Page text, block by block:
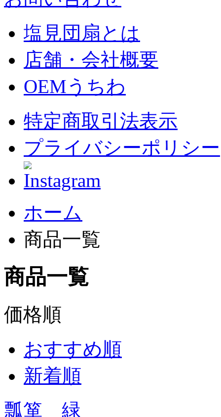
塩見団扇とは
店舗・会社概要
OEMうちわ
特定商取引法表示
プライバシーポリシー
ホーム
商品一覧
商品一覧
価格順
おすすめ順
新着順
瓢箪 緑